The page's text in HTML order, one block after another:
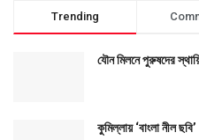
Trending
যৌন মিলনে পুরুষদের
কুমিল্লায় ‘বাংলা নীল ছবি’